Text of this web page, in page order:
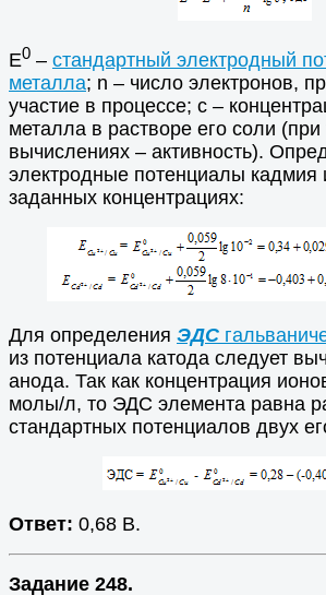
Е0 – стандартный электродный
металла; n – число электронов,
участие в процессе; с –
металла в растворе его соли (при
вычислениях – активность).
электродные потенциалы кадмия
заданных концентрациях:
Для определения ЭДС
из потенциала катода следует
анода. Так как концентрация
молы/л, то ЭДС элемента равна
стандартных потенциалов двух
Ответ: 0,68 В.
Задание 248.